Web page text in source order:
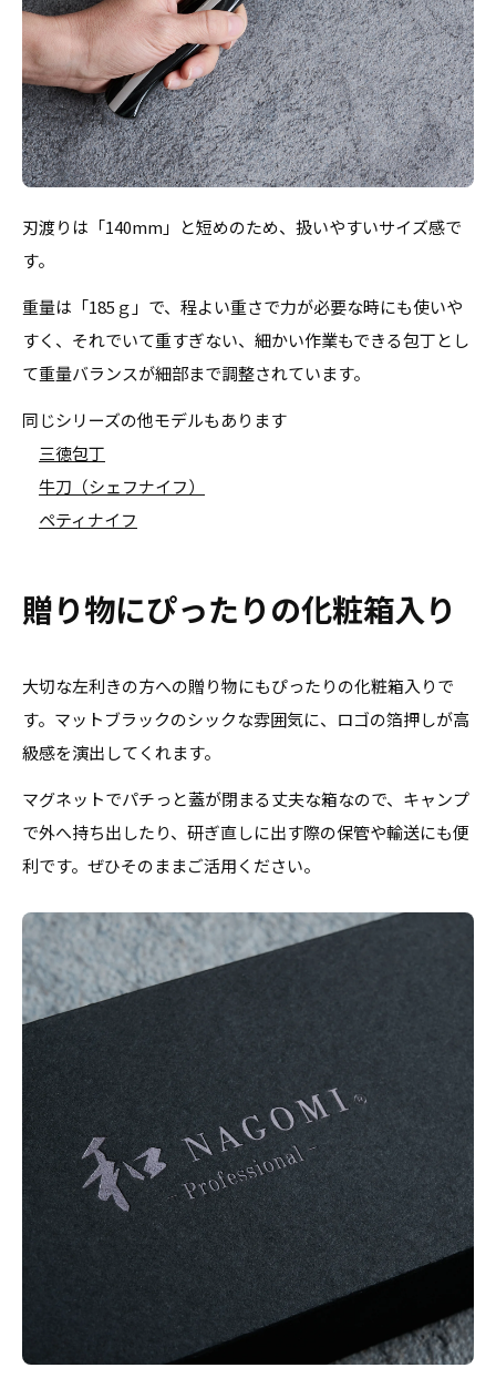
刃渡りは「140mm」と短めのため、扱いやすいサイズ感で
す。
重量は「185ｇ」で、程よい重さで力が必要な時にも使いや
すく、それでいて重すぎない、細かい作業もできる包丁とし
て重量バランスが細部まで調整されています。
同じシリーズの他モデルもあります
三徳包丁
牛刀（シェフナイフ）
ペティナイフ
贈り物にぴったりの化粧箱入り
大切な左利きの方への贈り物にもぴったりの化粧箱入りで
す。マットブラックのシックな雰囲気に、ロゴの箔押しが高
級感を演出してくれます。
マグネットでパチっと蓋が閉まる丈夫な箱なので、キャンプ
で外へ持ち出したり、研ぎ直しに出す際の保管や輸送にも便
利です。ぜひそのままご活用ください。